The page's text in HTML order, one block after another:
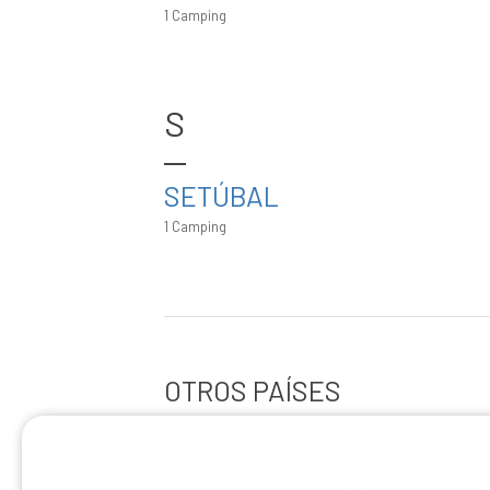
1 Camping
S
SETÚBAL
1 Camping
OTROS PAÍSES